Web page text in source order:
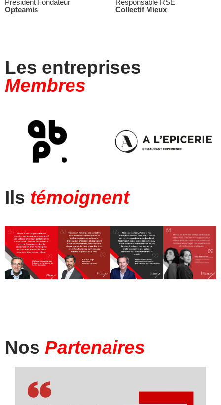
Président Fondateur
Opteamis
Responsable RSE
Collectif Mieux
Les entreprises
Membres
Ils témoignent
Nos Partenaires